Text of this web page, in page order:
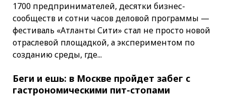
1700 предпринимателей, десятки бизнес-
сообществ и сотни часов деловой программы —
фестиваль «Атланты Сити» стал не просто новой
отраслевой площадкой, а экспериментом по
созданию среды, где...
Беги и ешь: в Москве пройдет забег с
гастрономическими пит-стопами